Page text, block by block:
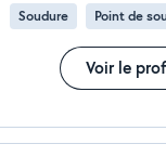
Soudure Point de
Voir le